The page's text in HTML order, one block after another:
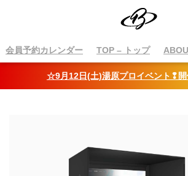
会員予約カレンダー TOP – トップ
☆9月12日(土)湯原プロイベント❢